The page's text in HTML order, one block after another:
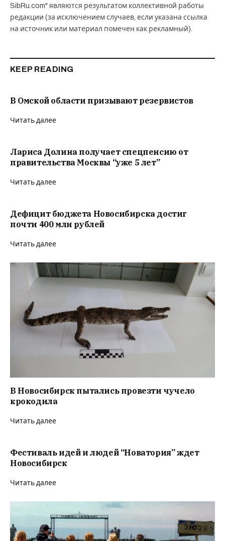
SibRu.com" являются результатом коллективной работы
редакции (за исключением случаев, если указана ссылка
на источник или материал помечен как рекламный).
KEEP READING
В Омской области призывают резервистов
Читать далее
Лариса Долина получает спецпенсию от
правительства Москвы “уже 5 лет”
Читать далее
Дефицит бюджета Новосибирска достиг
почти 400 млн рублей
Читать далее
В Новосибирск пытались провезти чучело
крокодила
Читать далее
Фестиваль идей и людей “Новатория” ждет
Новосибирск
Читать далее